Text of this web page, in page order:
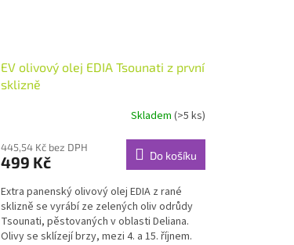
EV olivový olej EDIA Tsounati z první
sklizně
Skladem (>5 ks)
445,54 Kč bez DPH
499 Kč Do košíku
Extra panenský olivový olej EDIA z rané
sklizně se vyrábí ze zelených oliv odrůdy
Tsounati, pěstovaných v oblasti Deliana.
Olivy se sklízejí brzy, mezi 4. a 15. říjnem.